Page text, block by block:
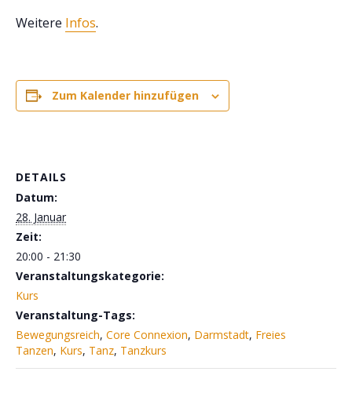
Weitere Infos.
Zum Kalender hinzufügen
DETAILS
Datum:
28. Januar
Zeit:
20:00 - 21:30
Veranstaltungskategorie:
Kurs
Veranstaltung-Tags:
Bewegungsreich, Core Connexion, Darmstadt, Freies
Tanzen, Kurs, Tanz, Tanzkurs